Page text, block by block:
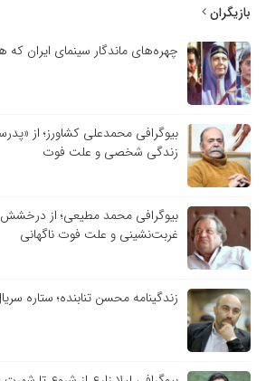
بازیگران
چهره‌های ماندگار سینمای ایران
بیوگرافی محمدعلی کشاورز؛ از
زندگی شخصی و علت فوت
بیوگرافی محمد مطیعی؛ از درخشش
غربت‌نشینی و علت فوت ناگهانی
زندگینامه محسن تنابنده؛ ستاره